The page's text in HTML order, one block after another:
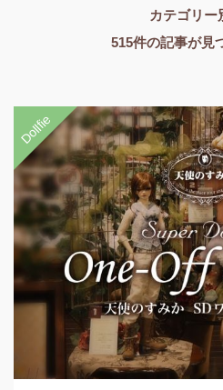
カテゴリー
515件の記事が見